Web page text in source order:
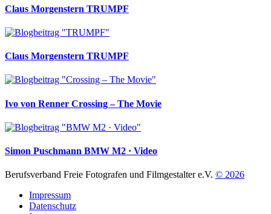
Claus Morgenstern TRUMPF
Claus Morgenstern TRUMPF
Ivo von Renner Crossing – The Movie
Simon Puschmann BMW M2 · Video
Berufsverband Freie Fotografen und Filmgestalter e.V. © 2026
Impressum
Datenschutz